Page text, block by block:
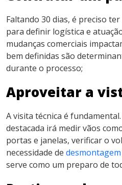
Faltando 30 dias, é preciso
para definir logística e
mudanças comerciais
bem definidas são
durante o processo;
Aproveitar a
A visita técnica é
destacada irá medir vãos
portas e janelas, verificar o
necessidade de
serve como um preparo de